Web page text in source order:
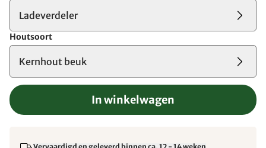
Ladeverdeler
Houtsoort
Kernhout beuk
In winkelwagen